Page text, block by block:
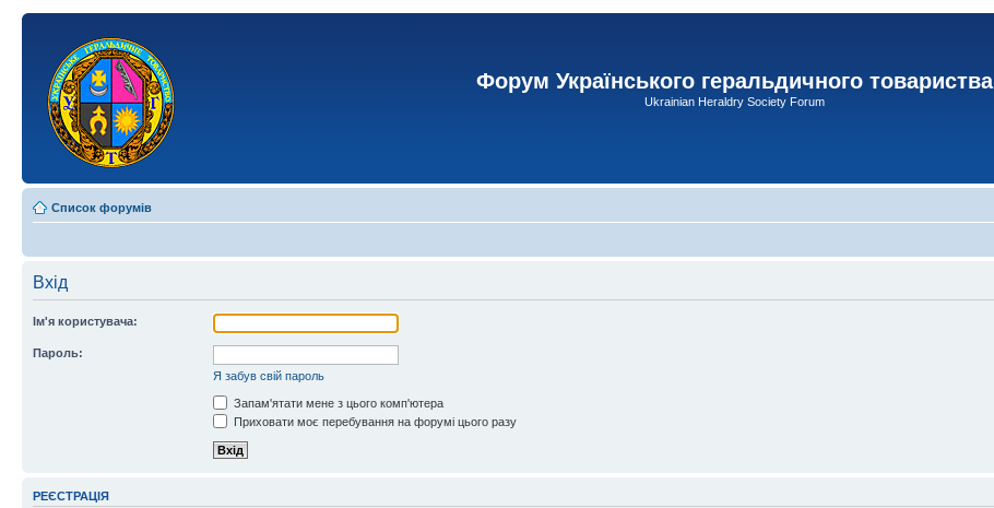
Форум Українського геральдичного товариства
Ukrainian Heraldry Society Forum
Список форумів
Вхід
Ім'я користувача:
Пароль:
Я забув свій пароль
Запам'ятати мене з цього комп'ютера
Приховати моє перебування на форумі цього разу
РЕЄСТРАЦІЯ